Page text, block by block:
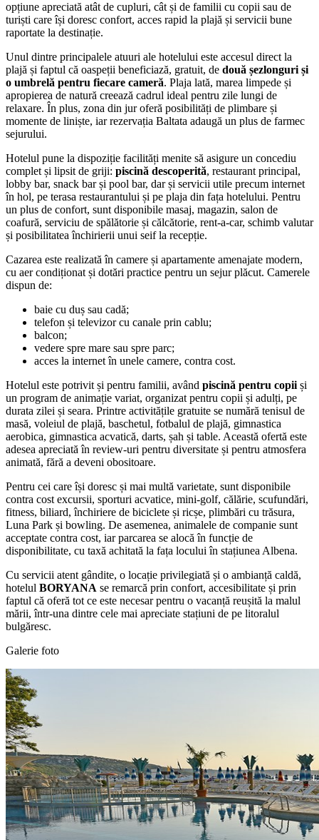
opțiune apreciată atât de cupluri, cât și de familii cu copii sau de
turiști care își doresc confort, acces rapid la plajă și servicii bune
raportate la destinație.
Unul dintre principalele atuuri ale hotelului este accesul direct la
plajă și faptul că oaspeții beneficiază, gratuit, de două șezlonguri și
o umbrelă pentru fiecare cameră. Plaja lată, marea limpede și
apropierea de natură creează cadrul ideal pentru zile lungi de
relaxare. În plus, zona din jur oferă posibilități de plimbare și
momente de liniște, iar rezervația Baltata adaugă un plus de farmec
sejurului.
Hotelul pune la dispoziție facilități menite să asigure un concediu
complet și lipsit de griji: piscină descoperită, restaurant principal,
lobby bar, snack bar și pool bar, dar și servicii utile precum internet
în hol, pe terasa restaurantului și pe plaja din fața hotelului. Pentru
un plus de confort, sunt disponibile masaj, magazin, salon de
coafură, serviciu de spălătorie și călcătorie, rent-a-car, schimb valutar
și posibilitatea închirierii unui seif la recepție.
Cazarea este realizată în camere și apartamente amenajate modern,
cu aer condiționat și dotări practice pentru un sejur plăcut. Camerele
dispun de:
baie cu duș sau cadă;
telefon și televizor cu canale prin cablu;
balcon;
vedere spre mare sau spre parc;
acces la internet în unele camere, contra cost.
Hotelul este potrivit și pentru familii, având piscină pentru copii și
un program de animație variat, organizat pentru copii și adulți, pe
durata zilei și seara. Printre activitățile gratuite se numără tenisul de
masă, voleiul de plajă, baschetul, fotbalul de plajă, gimnastica
aerobica, gimnastica acvatică, darts, șah și table. Această ofertă este
adesea apreciată în review-uri pentru diversitate și pentru atmosfera
animată, fără a deveni obositoare.
Pentru cei care își doresc și mai multă varietate, sunt disponibile
contra cost excursii, sporturi acvatice, mini-golf, călărie, scufundări,
fitness, biliard, închiriere de biciclete și ricșe, plimbări cu trăsura,
Luna Park și bowling. De asemenea, animalele de companie sunt
acceptate contra cost, iar parcarea se alocă în funcție de
disponibilitate, cu taxă achitată la fața locului în stațiunea Albena.
Cu servicii atent gândite, o locație privilegiată și o ambianță caldă,
hotelul BORYANA se remarcă prin confort, accesibilitate și prin
faptul că oferă tot ce este necesar pentru o vacanță reușită la malul
mării, într-una dintre cele mai apreciate stațiuni de pe litoralul
bulgăresc.
Galerie foto